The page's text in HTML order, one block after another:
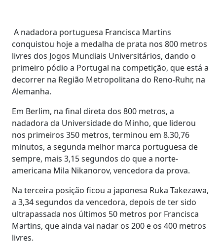
A nadadora portuguesa Francisca Martins
conquistou hoje a medalha de prata nos 800 metros
livres dos Jogos Mundiais Universitários, dando o
primeiro pódio a Portugal na competição, que está a
decorrer na Região Metropolitana do Reno-Ruhr, na
Alemanha.
Em Berlim, na final direta dos 800 metros, a
nadadora da Universidade do Minho, que liderou
nos primeiros 350 metros, terminou em 8.30,76
minutos, a segunda melhor marca portuguesa de
sempre, mais 3,15 segundos do que a norte-
americana Mila Nikanorov, vencedora da prova.
Na terceira posição ficou a japonesa Ruka Takezawa,
a 3,34 segundos da vencedora, depois de ter sido
ultrapassada nos últimos 50 metros por Francisca
Martins, que ainda vai nadar os 200 e os 400 metros
livres.